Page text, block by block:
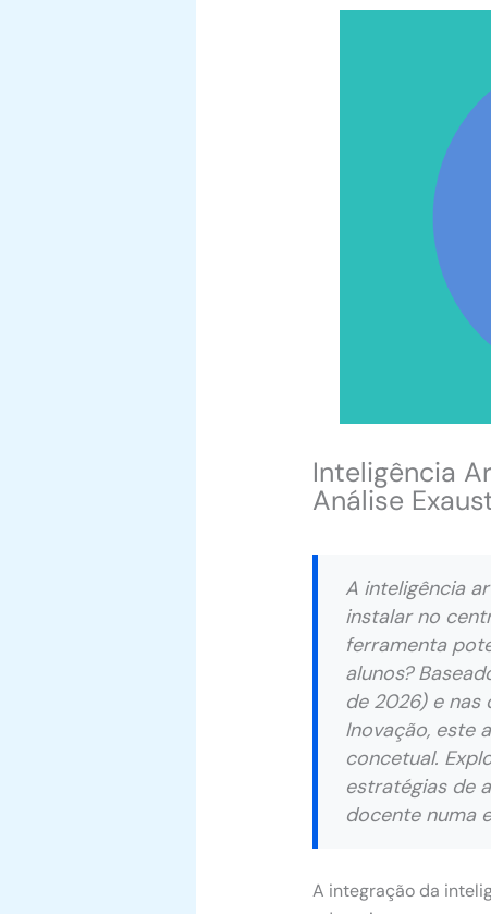
Inteligência
Análise
A inteligência
instalar no
ferramenta
alunos?
de 2026) e nas
Inovação, este
concetual.
estratégias de
docente numa
A integração da